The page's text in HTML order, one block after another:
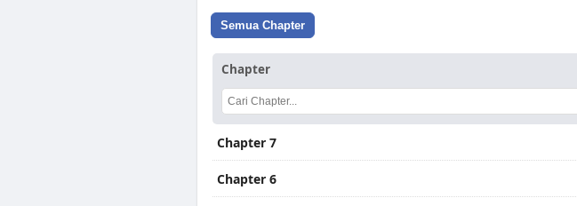
Semua Chapter
Chapter
Chapter 7
Chapter 6